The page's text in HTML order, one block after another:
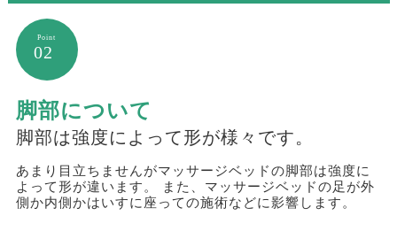
02
脚部について
脚部は強度によって形が様々です。
あまり目立ちませんがマッサージベッドの脚部は強度に
よって形が違います。 また、マッサージベッドの足が外
側か内側かはいすに座っての施術などに影響します。